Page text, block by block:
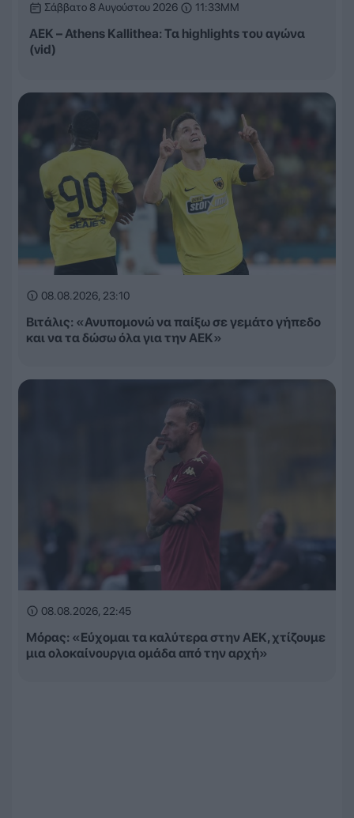
Σάββατο 8 Αυγούστου 2026 11:33ΜΜ
ΑΕΚ – Athens Kallithea: Τα highlights του αγώνα
(vid)
08.08.2026, 23:10
Βιτάλις: «Ανυπομονώ να παίξω σε γεμάτο γήπεδο
και να τα δώσω όλα για την ΑΕΚ»
08.08.2026, 22:45
Μόρας: «Εύχομαι τα καλύτερα στην ΑΕΚ, χτίζουμε
μια ολοκαίνουργια ομάδα από την αρχή»